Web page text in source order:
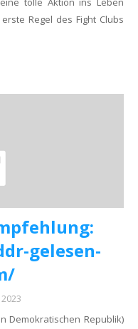
Regel des Fight Clubs
gelesen-
Demokratischen Republik)